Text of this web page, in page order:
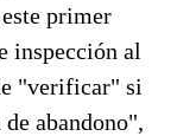
primer
inspección al
"verificar" si
abandono",